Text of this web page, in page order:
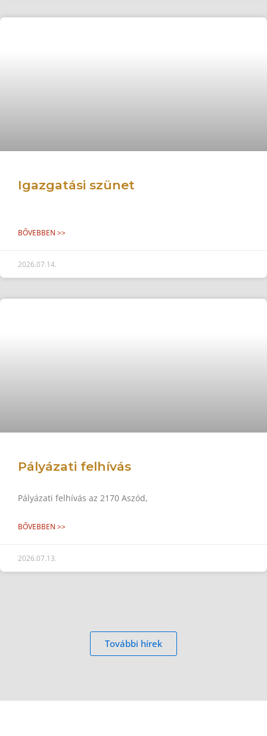
Igazgatási szünet
BŐVEBBEN >>
2026.07.14.
Pályázati felhívás
Pályázati felhívás az 2170 Aszód,
BŐVEBBEN >>
2026.07.13.
További hírek